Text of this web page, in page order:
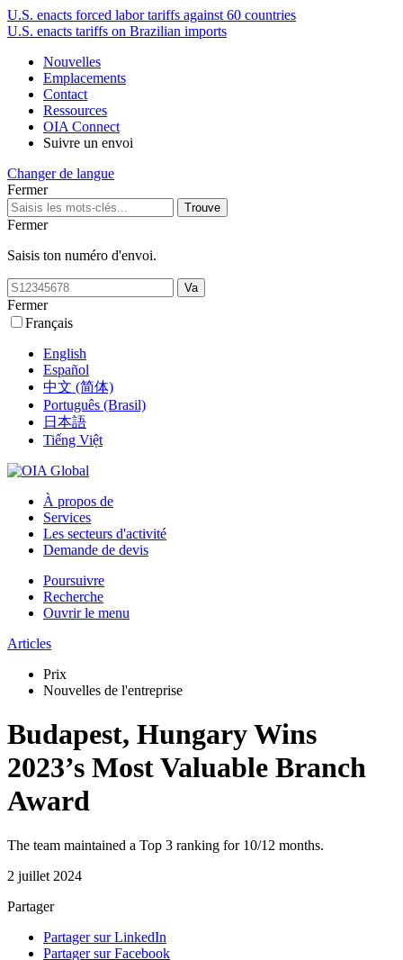
U.S. enacts forced labor tariffs against 60 countries
U.S. enacts tariffs on Brazilian imports
Nouvelles
Emplacements
Contact
Ressources
OIA Connect
Suivre un envoi
Changer de langue
Fermer
Fermer
Saisis ton numéro d'envoi.
Fermer
Français
English
Español
中文 (简体)
Português (Brasil)
日本語
Tiếng Việt
À propos de
Services
Les secteurs d'activité
Demande de devis
Poursuivre
Recherche
Ouvrir le menu
Articles
Prix
Nouvelles de l'entreprise
Budapest, Hungary Wins
2023’s Most Valuable Branch
Award
The team maintained a Top 3 ranking for 10/12 months.
2 juillet 2024
Partager
Partager sur LinkedIn
Partager sur Facebook